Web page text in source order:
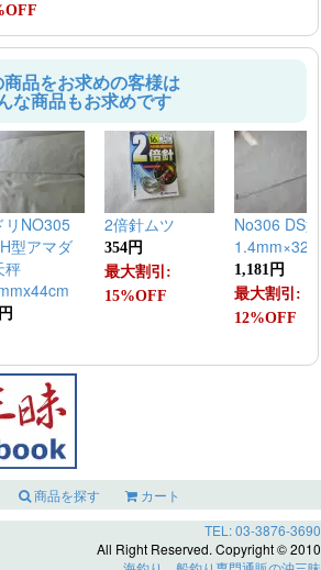
商品をお求めの客様は
な商品もお求めです
リNO305
型アマダ
秤
2倍針ムツ
354円
最大割引:
15%OFF
No306 DS
1,181円
最大割引:
12%OFF
商品を探す
カート
TEL: 03-3876-3690
All Right Reserved. Copyright © 2010